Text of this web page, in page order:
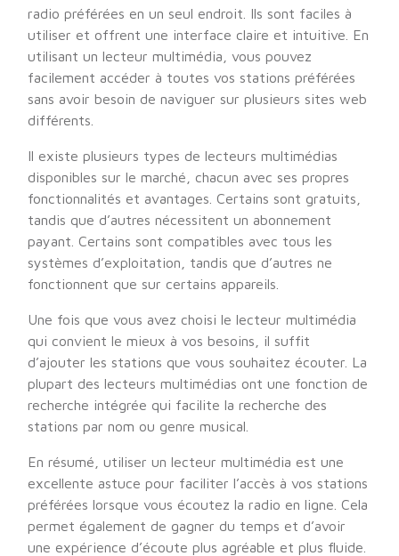
radio préférées en un seul endroit. Ils sont faciles à
utiliser et offrent une interface claire et intuitive. En
utilisant un lecteur multimédia, vous pouvez
facilement accéder à toutes vos stations préférées
sans avoir besoin de naviguer sur plusieurs sites web
différents.
Il existe plusieurs types de lecteurs multimédias
disponibles sur le marché, chacun avec ses propres
fonctionnalités et avantages. Certains sont gratuits,
tandis que d’autres nécessitent un abonnement
payant. Certains sont compatibles avec tous les
systèmes d’exploitation, tandis que d’autres ne
fonctionnent que sur certains appareils.
Une fois que vous avez choisi le lecteur multimédia
qui convient le mieux à vos besoins, il suffit
d’ajouter les stations que vous souhaitez écouter. La
plupart des lecteurs multimédias ont une fonction de
recherche intégrée qui facilite la recherche des
stations par nom ou genre musical.
En résumé, utiliser un lecteur multimédia est une
excellente astuce pour faciliter l’accès à vos stations
préférées lorsque vous écoutez la radio en ligne. Cela
permet également de gagner du temps et d’avoir
une expérience d’écoute plus agréable et plus fluide.